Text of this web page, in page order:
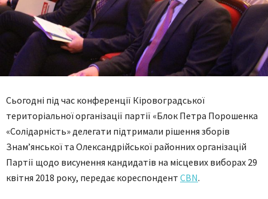
Сьогодні під час конференції Кіровоградської
територіальної організації партії «Блок Петра Порошенка
«Солідарність» делегати підтримали рішення зборів
Знам’янської та Олександрійської районних організацій
Партії щодо висунення кандидатів на місцевих виборах 29
квітня 2018 року, передає кореспондент CBN.